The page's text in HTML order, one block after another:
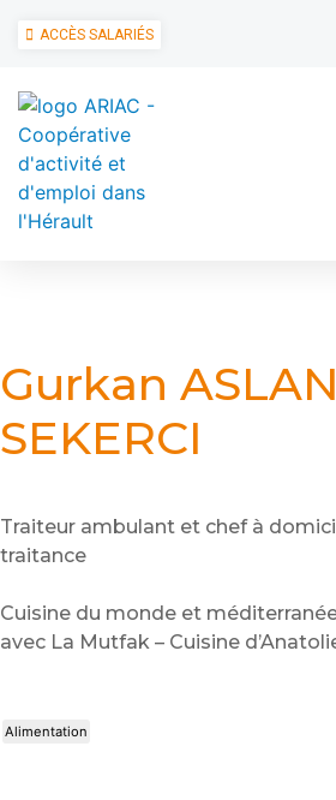
ACCÈS SALARIÉS
Gurkan ASLAN
SEKERCI
Traiteur ambulant et chef à
traitance
Cuisine du monde et
avec La Mutfak – Cuisine
Alimentation